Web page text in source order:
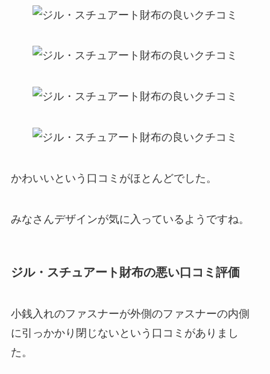
かわいいという口コミがほとんどでした。
みなさんデザインが気に入っているようですね。
ジル・スチュアート財布の悪い口コミ評価
小銭入れのファスナーが外側のファスナーの内側
に引っかかり閉じないという口コミがありまし
た。